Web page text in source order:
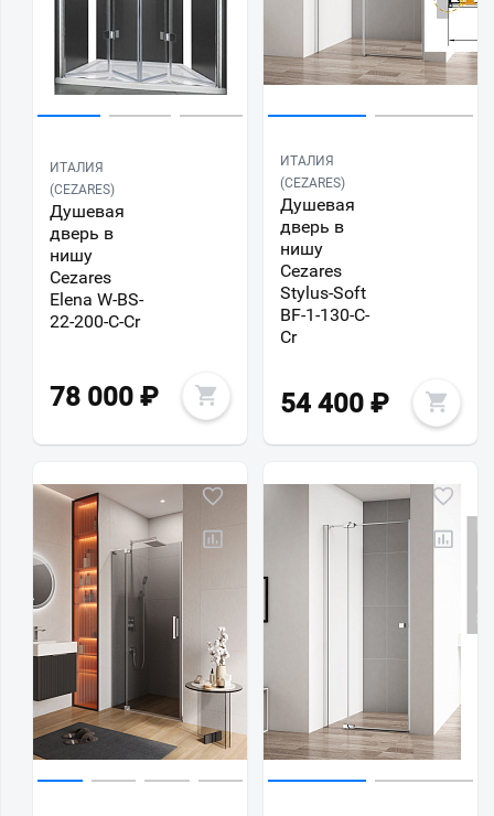
ИТАЛИЯ
(CEZARES)
Душевая
дверь в
нишу
Cezares
Elena W-BS-
22-200-C-Cr
78 000 ₽
ИТАЛИЯ
(CEZARES)
Душевая
дверь в
нишу
Cezares
Stylus-Soft
BF-1-130-C-
Cr
54 400 ₽